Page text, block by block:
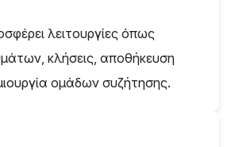
λειτουργίες όπως
κλήσεις, αποθήκευση
ομάδων συζήτησης.